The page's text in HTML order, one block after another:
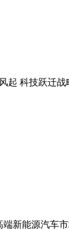
科技跃迁
新能源汽车